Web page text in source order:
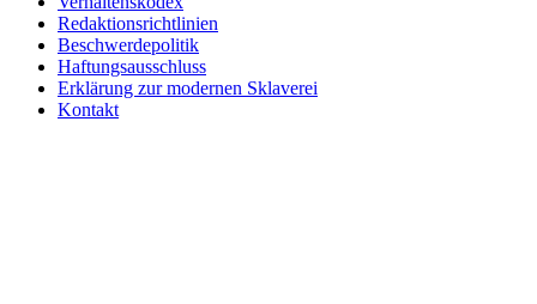
Redaktionsrichtlinien
Beschwerdepolitik
Haftungsausschluss
Erklärung zur modernen Sklaverei
Kontakt